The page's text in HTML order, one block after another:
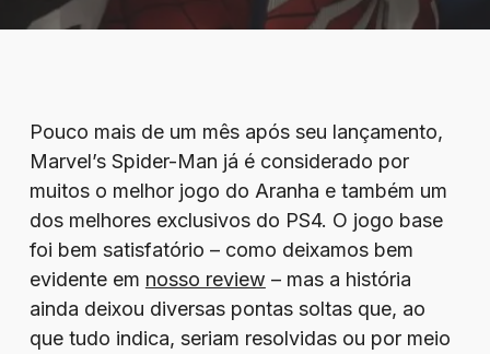
Pouco mais de um mês após seu lançamento,
Marvel’s Spider-Man já é considerado por
muitos o melhor jogo do Aranha e também um
dos melhores exclusivos do PS4. O jogo base
foi bem satisfatório – como deixamos bem
evidente em nosso review – mas a história
ainda deixou diversas pontas soltas que, ao
que tudo indica, seriam resolvidas ou por meio